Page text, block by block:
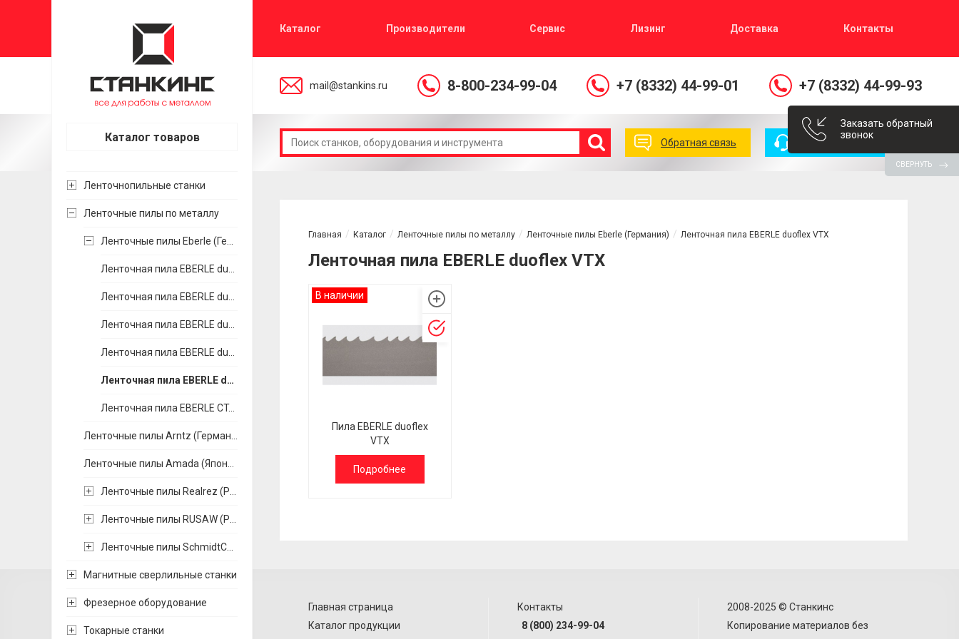
Каталог товаров
Ленточнопильные станки
Ленточные пилы по металлу
Ленточная пила EBERLE duoflex VTX
Ленточная пила EBERLE CT-flex 4000
Магнитные сверлильные станки
Фрезерное оборудование
Токарные станки
Каталог Производители Сервис Лизинг Доставка Контакты
mail@stankins.ru 8-800-234-99-04 +7 (8332) 44-99-01 +7 (8332) 44-99-93
Обратная связь Заказать звонок
Главная Каталог Ленточные пилы по металлу Ленточные пилы Eberle (Германия) Ленточная пила EBERLE duoflex VTX
Ленточная пила EBERLE duoflex VTX
В наличии
Пила EBERLE duoflex
VTX
Подробнее
Главная страница
Каталог продукции
Контакты
8 (800) 234-99-04
2008-2025 © Станкинс
Копирование материалов без
Заказать обратный
звонок
СВЕРНУТЬ